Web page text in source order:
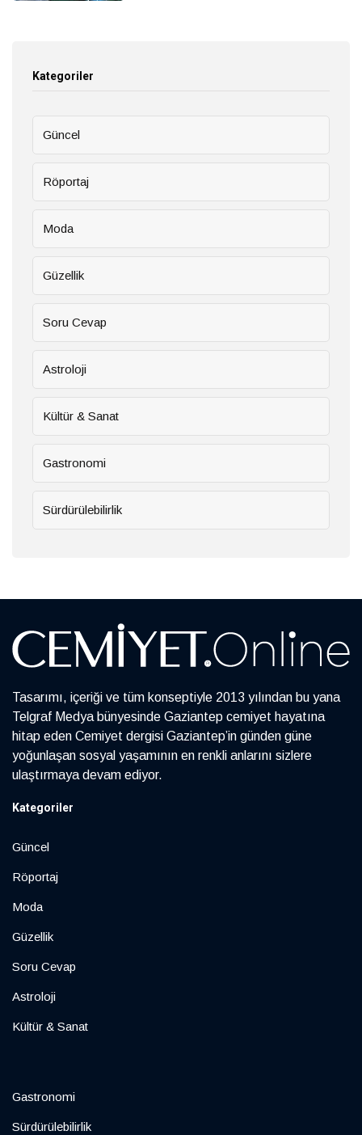
Kategoriler
Güncel
Röportaj
Moda
Güzellik
Soru Cevap
Astroloji
Kültür & Sanat
Gastronomi
Sürdürülebilirlik
Tasarımı, içeriği ve tüm konseptiyle 2013 yılından bu yana
Telgraf Medya bünyesinde Gaziantep cemiyet hayatına
hitap eden Cemiyet dergisi Gaziantep’in günden güne
yoğunlaşan sosyal yaşamının en renkli anlarını sizlere
ulaştırmaya devam ediyor.
Kategoriler
Güncel
Röportaj
Moda
Güzellik
Soru Cevap
Astroloji
Kültür & Sanat
Gastronomi
Sürdürülebilirlik